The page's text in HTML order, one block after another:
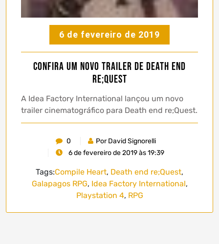
6 de fevereiro de 2019
Confira um novo trailer de Death end
re;Quest
A Idea Factory International lançou um novo
trailer cinematográfico para Death end re;Quest.
0
Por David Signorelli
6 de fevereiro de 2019 às 19:39
Tags:Compile Heart, Death end re;Quest,
Galapagos RPG, Idea Factory International,
Playstation 4, RPG